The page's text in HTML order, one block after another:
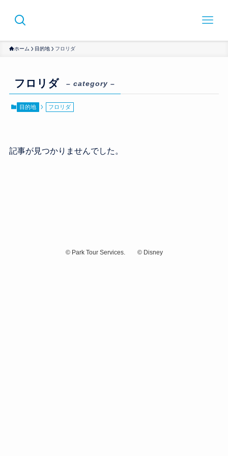
ホーム 目的地 フロリダ
フロリダ – category –
目的地 フロリダ
記事が見つかりませんでした。
©Park Tour Services. © Disney